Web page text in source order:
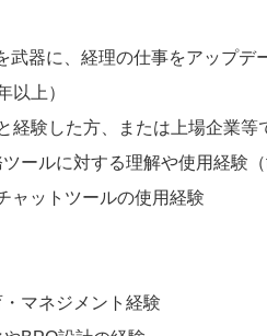
武器に、経理の仕事をアップデ
以上）
経験した方、または上場企業等
ールに対する理解や使用経験
ャットツールの使用経験
マネジメント経験